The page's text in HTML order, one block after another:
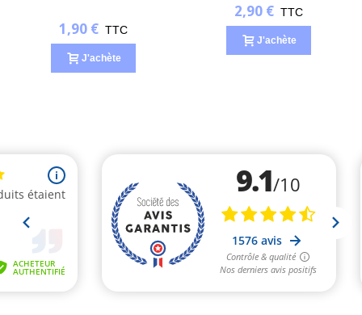
1,90 € TTC
J'achète
2,90 € TTC
J'achète